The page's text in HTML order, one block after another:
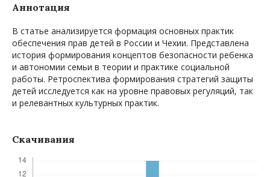
Аннотация
В статье анализируется формация основных практик
обеспечения прав детей в России и Чехии. Представлена
история формирования концептов безопасности ребенка
и автономии семьи в теории и практике социальной
работы. Ретроспектива формирования стратегий защиты
детей исследуется как на уровне правовых регуляций, так
и релевантных культурных практик.
Скачивания